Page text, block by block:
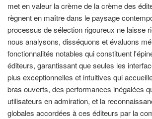
met en valeur la crème de la crème des
règnent en maître dans le paysage
processus de sélection rigoureux ne laisse
nous analysons, disséquons et évaluons
fonctionnalités notables qui constituent
éditeurs, garantissant que seules les
plus exceptionnelles et intuitives qui
bras ouverts, des performances inégalées
utilisateurs en admiration, et la
globales accordées à ces éditeurs par la